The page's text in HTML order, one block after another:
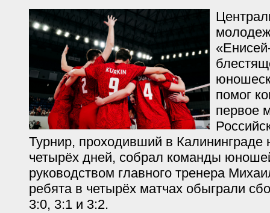
помог
первое
Турнир, проходивший в Калининграде
четырёх дней, собрал команды
руководством главного тренера
ребята в четырёх матчах обыграли
3:0, 3:1 и 3:2.